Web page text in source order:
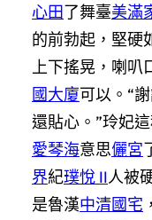
心田了舞臺美滿
的前勃起，堅硬
上下搖晃，喇叭
國大廈可以。“
還貼心。”玲妃
愛琴海意思儷宮
界紀璞悅 II人被
是魯漢中清國宅 ，